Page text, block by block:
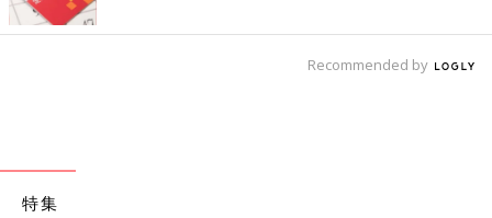
す」（白井先生）
感染力が強いので、周囲で流行している場合は、覚
保育園などの集団生活の場での感染拡大が心配されます。
Recommended by
特集